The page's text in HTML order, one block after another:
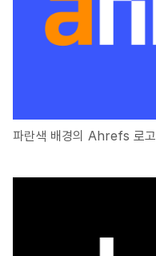
파란색 배경의 Ahrefs 로고